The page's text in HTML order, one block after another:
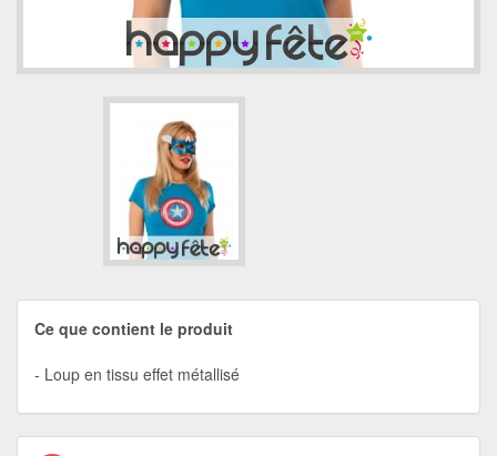
Ce que contient le produit
Loup en tissu effet métallisé